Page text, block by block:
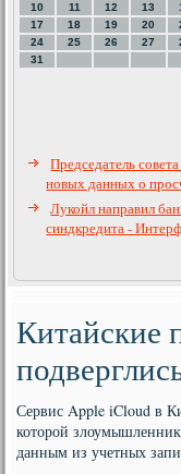
10
11 12 13
17
18 19 20
24
25 26 27
31
Председатель
новых данных о
Лукойл направил
синдкредита -
Китайские
Сервис Apple iCloud в
которой
данным из учетных